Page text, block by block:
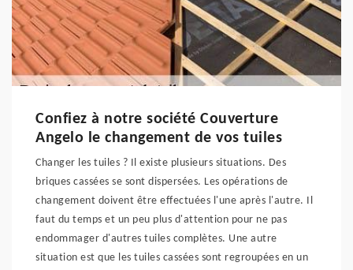
Confiez à notre société Couverture
Angelo le changement de vos tuiles
Changer les tuiles ? Il existe plusieurs situations. Des
briques cassées se sont dispersées. Les opérations de
changement doivent être effectuées l'une après l'autre. Il
faut du temps et un peu plus d'attention pour ne pas
endommager d'autres tuiles complètes. Une autre
situation est que les tuiles cassées sont regroupées en un